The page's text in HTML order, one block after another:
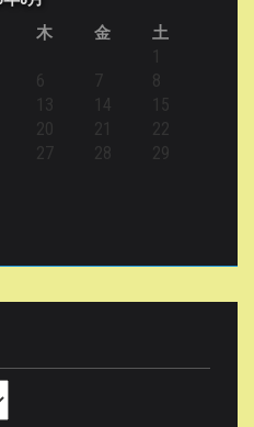
木 金 土
1
6 7
8
13 14
15
20 21
22
27 28
29